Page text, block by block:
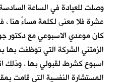
وصلت للعيادة في الساعة
عشرة فلا معنى لكلمة مساءً هنا ،
الزمتني الشركة التي توظفت بها
اسبوع كشرط لقبولي بها . وذلك
المستشارة النفسية التي قامت